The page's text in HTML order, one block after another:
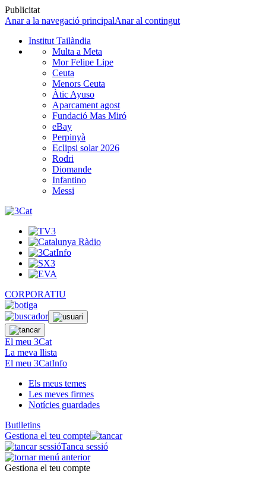
Publicitat
Anar a la navegació principalAnar al contingut
Institut Tailàndia
Multa a Meta
Mor Felipe Lipe
Ceuta
Menors Ceuta
Àtic Ayuso
Aparcament agost
Fundació Mas Miró
eBay
Perpinyà
Eclipsi solar 2026
Rodri
Diomande
Infantino
Messi
CORPORATIU
El meu 3Cat
La meva llista
El meu 3CatInfo
Els meus temes
Les meves firmes
Notícies guardades
Butlletins
Gestiona el teu compte
Tanca sessió
Gestiona el teu compte